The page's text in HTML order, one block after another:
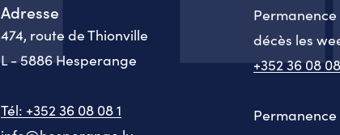
Adresse
474, route de Thionville
L - 5886 Hesperange
Tél: +352 36 08 08 1
décès les
+352 36 08